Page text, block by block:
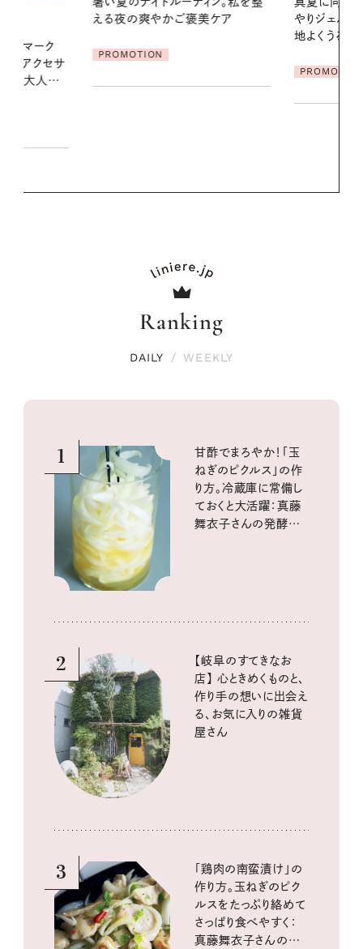
やりジェルと出合う。暑い季節に心
ア
る【大人気の
1本で汗ばむ
Ranking
DAILY / WEEKLY
1
甘酢でまろやか！「玉
ねぎのピクルス」の作
り方。冷蔵庫に常備し
ておくと大活躍：真藤
舞衣子さんの発酵と
2
【岐阜のすてきなお
店】 心ときめくものと、
作り手の想いに出会え
る、お気に入りの雑貨
屋さん
3
「鶏肉の南蛮漬け」の
作り方。玉ねぎのピク
ルスをたっぷり絡めて
さっぱり食べやすく：
真藤舞衣子さんの発